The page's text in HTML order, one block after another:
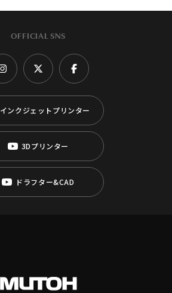
OFFICIAL SNS
インクジェットプリンター
3Dプリンター
ドラフター&CAD